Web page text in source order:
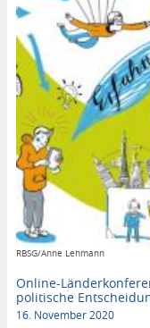
Copyright
RBSG/Anne Lehmann
Online-
politische
16. November 2020